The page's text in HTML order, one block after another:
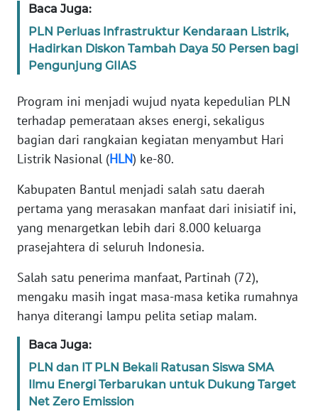
Baca Juga:
PLN Perluas Infrastruktur Kendaraan Listrik,
Hadirkan Diskon Tambah Daya 50 Persen bagi
Pengunjung GIIAS
Program ini menjadi wujud nyata kepedulian PLN
terhadap pemerataan akses energi, sekaligus
bagian dari rangkaian kegiatan menyambut Hari
Listrik Nasional (HLN) ke-80.
Kabupaten Bantul menjadi salah satu daerah
pertama yang merasakan manfaat dari inisiatif ini,
yang menargetkan lebih dari 8.000 keluarga
prasejahtera di seluruh Indonesia.
Salah satu penerima manfaat, Partinah (72),
mengaku masih ingat masa-masa ketika rumahnya
hanya diterangi lampu pelita setiap malam.
Baca Juga:
PLN dan IT PLN Bekali Ratusan Siswa SMA
Ilmu Energi Terbarukan untuk Dukung Target
Net Zero Emission
KARIR
DISCLAIMER
Wahana
News
Regional
SUMUT
WN
JAKARTA
WN
JABAR
BANTEN
WN
NTT